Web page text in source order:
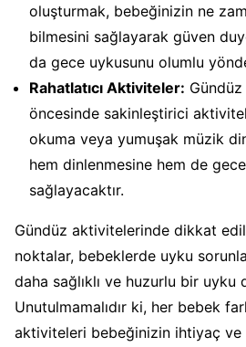
oluşturmak, bebeğinizin ne
bilmesini sağlayarak güven
da gece uykusunu olumlu
Rahatlatıcı Aktiviteler: Gündüz
öncesinde sakinleştirici
okuma veya yumuşak müzik
hem dinlenmesine hem de
sağlayacaktır.
Gündüz aktivitelerinde dikkat
noktalar, bebeklerde uyku
daha sağlıklı ve huzurlu bir uyku
Unutulmamalıdır ki, her bebek
aktiviteleri bebeğinizin ihtiyaç